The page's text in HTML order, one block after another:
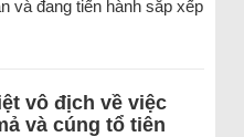
và đang tiến hành sắp xếp
vô địch về việc
và cúng tổ tiên